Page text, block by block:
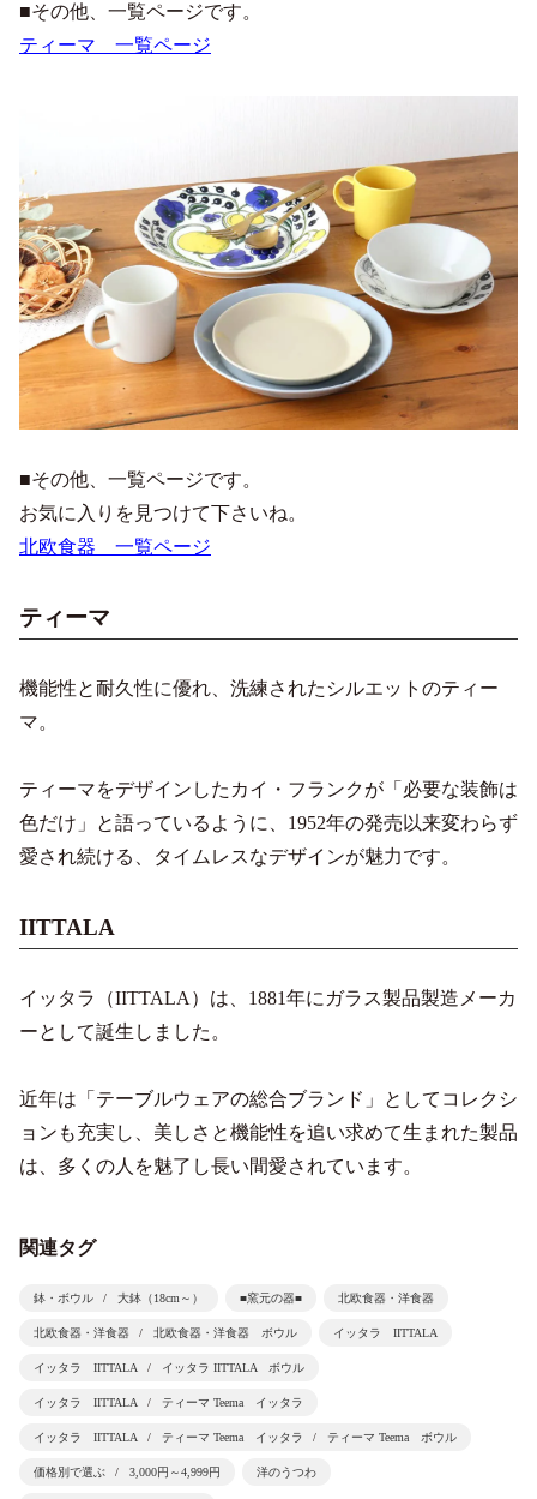
■その他、一覧ページです。
ティーマ 一覧ページ
■その他、一覧ページです。
お気に入りを見つけて下さいね。
北欧食器 一覧ページ
ティーマ
機能性と耐久性に優れ、洗練されたシルエットのティー
マ。
ティーマをデザインしたカイ・フランクが「必要な装飾は
色だけ」と語っているように、1952年の発売以来変わらず
愛され続ける、タイムレスなデザインが魅力です。
IITTALA
イッタラ（IITTALA）は、1881年にガラス製品製造メーカ
ーとして誕生しました。
近年は「テーブルウェアの総合ブランド」としてコレクシ
ョンも充実し、美しさと機能性を追い求めて生まれた製品
は、多くの人を魅了し長い間愛されています。
関連タグ
鉢・ボウル 大鉢（18cm～） ■窯元の器■ 北欧食器・洋食器
北欧食器・洋食器 北欧食器・洋食器 ボウル イッタラ IITTALA
イッタラ IITTALA イッタラ IITTALA ボウル
イッタラ IITTALA ティーマ Teema イッタラ
イッタラ IITTALA ティーマ Teema イッタラ ティーマ Teema ボウル
価格別で選ぶ 3,000円～4,999円 洋のうつわ